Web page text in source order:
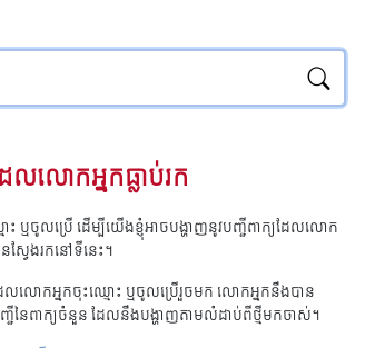
លលោកអ្នកធ្លាប់រក
ឬចូលប្រើ ដើម្បីយើងខ្ញុំអាចបង្ហាញនូវបញ្ជីពាក្យដែលលោក
នស្វែងរកនៅទីនេះ។
លោកអ្នកចុះឈ្មោះ ឬចូលប្រើរួចមក លោកអ្នកនឹងបាន
នៃពាក្យចំនួន ដែលនឹងបង្ហាញតាមលំដាប់ពីថ្មីមកចាស់។